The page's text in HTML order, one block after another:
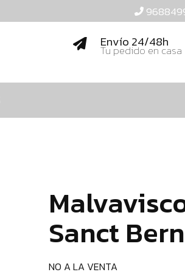
Envío 24/48h
Tu pedido en casa
Sanct
NO A LA VENTA